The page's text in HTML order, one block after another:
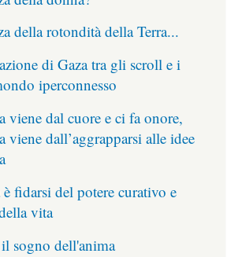
della rotondità della Terra...
di Gaza tra gli scroll e i
iperconnesso
viene dal cuore e ci fa onore,
viene dall’aggrapparsi alle idee
fidarsi del potere curativo e
vita
sogno dell'anima